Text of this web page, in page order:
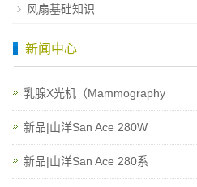
风扇基础知识
新闻中心
乳腺X光机（Mammography
新品|山洋San Ace 280W
新品|山洋San Ace 280系